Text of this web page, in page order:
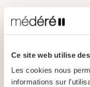
Ce site web utilise
Les cookies nous
informations sur